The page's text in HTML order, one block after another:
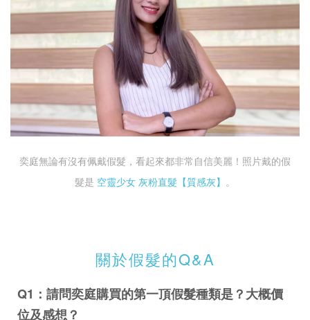
奕庭無論有沒有佩戴假髮，看起來都非常自信美麗！照片戴的假
髮是 空靈少女 灰粉直髮【質感灰】 。
關於假髮的Q&A
Q1：請問奕庭購買的第一頂假髮種類是？大概價
位及感想？